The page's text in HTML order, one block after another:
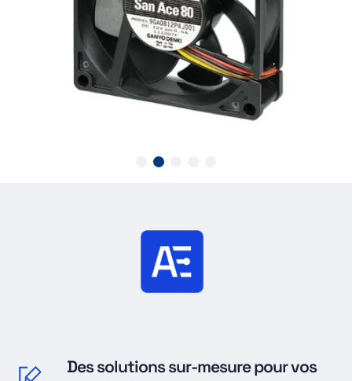
Des solutions sur-mesure pour vos